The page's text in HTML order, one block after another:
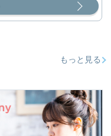
もっと見る